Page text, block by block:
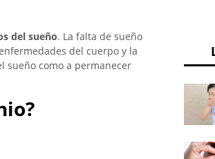
del sueño. La falta de sueño
del cuerpo y la
sueño como a permanecer